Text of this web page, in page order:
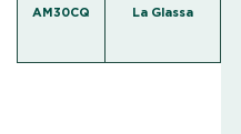
AM30CQ La Glassa